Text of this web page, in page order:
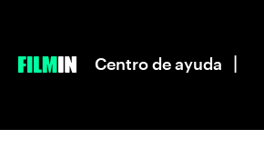
|
Centro de ayuda